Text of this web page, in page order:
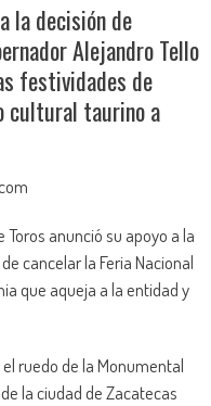
la decisión de
Alejandro Tello
festividades de
cultural taurino a
anunció su apoyo a la
cancelar la Feria Nacional
que aqueja a la entidad y
ruedo de la Monumental
la ciudad de Zacatecas